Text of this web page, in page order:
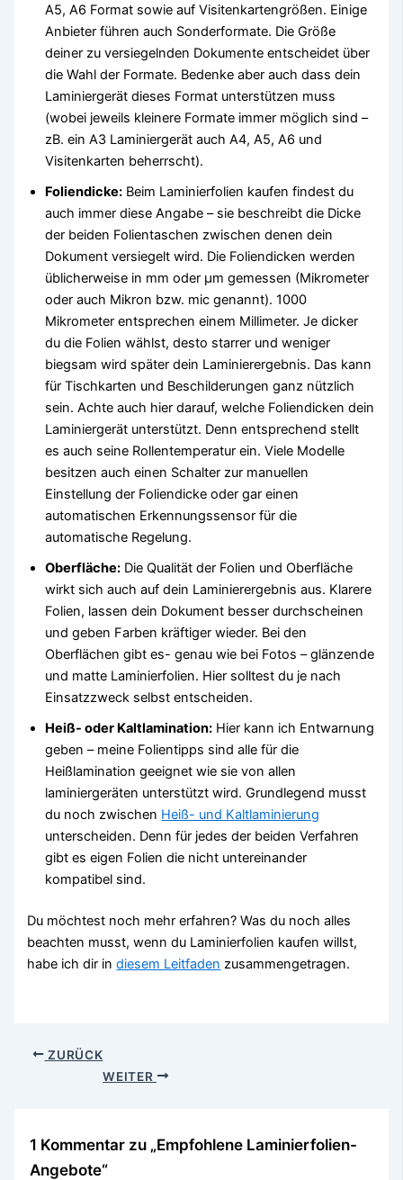
A5, A6 Format sowie auf Visitenkartengrößen. Einige
Anbieter führen auch Sonderformate. Die Größe
deiner zu versiegelnden Dokumente entscheidet über
die Wahl der Formate. Bedenke aber auch dass dein
Laminiergerät dieses Format unterstützen muss
(wobei jeweils kleinere Formate immer möglich sind –
zB. ein A3 Laminiergerät auch A4, A5, A6 und
Visitenkarten beherrscht).
Foliendicke: Beim Laminierfolien kaufen findest du
auch immer diese Angabe – sie beschreibt die Dicke
der beiden Folientaschen zwischen denen dein
Dokument versiegelt wird. Die Foliendicken werden
üblicherweise in mm oder µm gemessen (Mikrometer
oder auch Mikron bzw. mic genannt). 1000
Mikrometer entsprechen einem Millimeter. Je dicker
du die Folien wählst, desto starrer und weniger
biegsam wird später dein Laminierergebnis. Das kann
für Tischkarten und Beschilderungen ganz nützlich
sein. Achte auch hier darauf, welche Foliendicken dein
Laminiergerät unterstützt. Denn entsprechend stellt
es auch seine Rollentemperatur ein. Viele Modelle
besitzen auch einen Schalter zur manuellen
Einstellung der Foliendicke oder gar einen
automatischen Erkennungssensor für die
automatische Regelung.
Oberfläche: Die Qualität der Folien und Oberfläche
wirkt sich auch auf dein Laminierergebnis aus. Klarere
Folien, lassen dein Dokument besser durchscheinen
und geben Farben kräftiger wieder. Bei den
Oberflächen gibt es- genau wie bei Fotos – glänzende
und matte Laminierfolien. Hier solltest du je nach
Einsatzzweck selbst entscheiden.
Heiß- oder Kaltlamination: Hier kann ich Entwarnung
geben – meine Folientipps sind alle für die
Heißlamination geeignet wie sie von allen
laminiergeräten unterstützt wird. Grundlegend musst
du noch zwischen Heiß- und Kaltlaminierung
unterscheiden. Denn für jedes der beiden Verfahren
gibt es eigen Folien die nicht untereinander
kompatibel sind.
Du möchtest noch mehr erfahren? Was du noch alles
beachten musst, wenn du Laminierfolien kaufen willst,
habe ich dir indiesem Leitfaden zusammengetragen.
ZURÜCK
WEITER
1 Kommentar zu „Empfohlene Laminierfolien-
Angebote“